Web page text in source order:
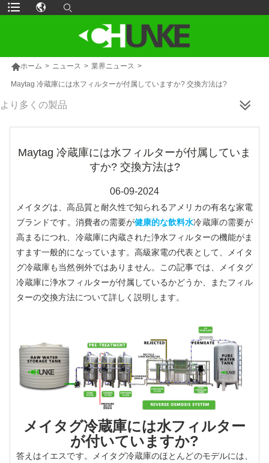
ホーム > ニュース > 業界ニュース >
Maytag 冷蔵庫には水フィルターが付属していますか? 交換方法は?
より多くの製品
Maytag 冷蔵庫には水フィルターが付属していま
すか? 交換方法は?
06-09-2024
メイタグは、高品質と耐久性で知られるアメリカの有名な家電
ブランドです。消費者の需要が健康的な飲料水冷蔵庫の需要が
高まるにつれ、冷蔵庫に内蔵された浄水フィルターの機能がま
すます一般的になっています。高級家電の代表として、メイタ
グ冷蔵庫も当然例外ではありません。この記事では、メイタグ
冷蔵庫に浄水フィルターが付属しているかどうか、またフィル
ターの交換方法について詳しく説明します。
メイタグ冷蔵庫には水フィルター
が付いていますか?
答えはイエスです。メイタグ冷蔵庫のほとんどのモデルには、